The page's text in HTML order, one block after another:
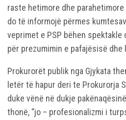
raste hetimore dhe parahetimore
do të informojë përmes
veprimet e PSP bëhen spektakle
për prezumimin e pafajësisë
Prokurorët publik nga Gjykata
letër të hapur deri te Prokurorja
duke vënë në dukje
thonë, “jo – profesionalizmi i